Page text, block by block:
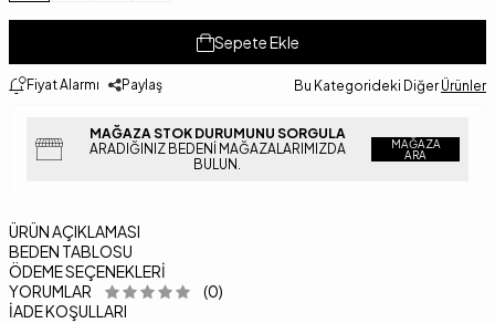
Sepete Ekle
Fiyat Alarmı Paylaş Bu Kategorideki Diğer Ürünler
MAĞAZA STOK DURUMUNU SORGULA
ARADIĞINIZ BEDENI MAĞAZALARIMIZDA
BULUN.
MAĞAZA
ARA
ÜRÜN AÇIKLAMASI
BEDEN TABLOSU
ÖDEME SEÇENEKLERI
YORUMLAR
(0)
İADE KOŞULLARI